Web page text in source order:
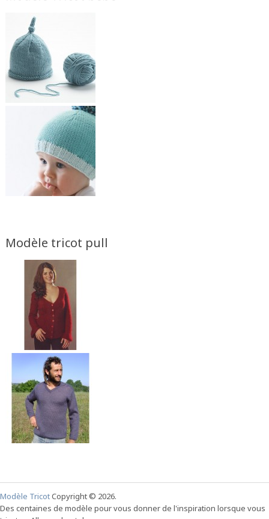
Modèle tricot pull
Modèle TricotCopyright © 2026.
Des centaines de modèle pour vous donner de l'inspiration lorsque vous